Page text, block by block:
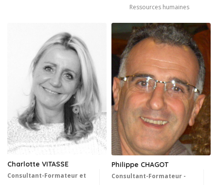
Ressources humaines
Charlotte VITASSE
Consultant-Formateur et
Philippe CHAGOT
Consultant-Formateur -